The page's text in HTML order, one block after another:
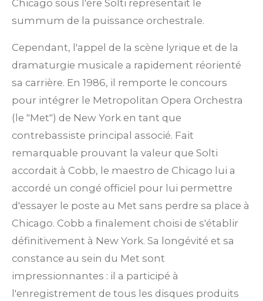
Chicago sous l'ère Solti représentait le
summum de la puissance orchestrale.
Cependant, l'appel de la scène lyrique et de la
dramaturgie musicale a rapidement réorienté
sa carrière. En 1986, il remporte le concours
pour intégrer le Metropolitan Opera Orchestra
(le "Met") de New York en tant que
contrebassiste principal associé. Fait
remarquable prouvant la valeur que Solti
accordait à Cobb, le maestro de Chicago lui a
accordé un congé officiel pour lui permettre
d'essayer le poste au Met sans perdre sa place à
Chicago. Cobb a finalement choisi de s'établir
définitivement à New York. Sa longévité et sa
constance au sein du Met sont
impressionnantes : il a participé à
l'enregistrement de tous les disques produits